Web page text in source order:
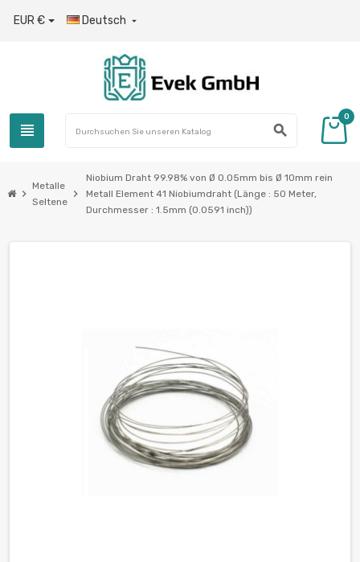
EUR € Deutsch 
view_headline search
0
chevron_right
Metalle
Seltene
chevron_right
Niobium Draht 99.98% von Ø 0.05mm bis Ø 10mm rein
Metall Element 41 Niobiumdraht (Länge : 50 Meter,
Durchmesser : 1.5mm (0.0591 inch))